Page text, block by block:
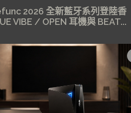
2026 全新藍牙系列登陸香
VIBE / OPEN 耳機與 BEAT...